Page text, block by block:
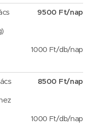
9500 Ft/nap
1000 Ft/db/nap
8500 Ft/nap
1000 Ft/db/nap